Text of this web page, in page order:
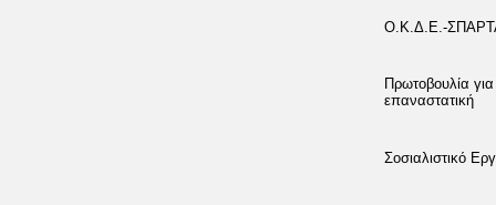
Ο.Κ.Δ.Ε.-
Πρωτοβουλία
επαναστατική
Σοσιαλιστικό